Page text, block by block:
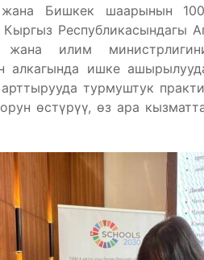
жана Бишкек шаарынын
Республикасындагы
илим
алкагында ишке
турмуштук
өстүрүү, өз ара